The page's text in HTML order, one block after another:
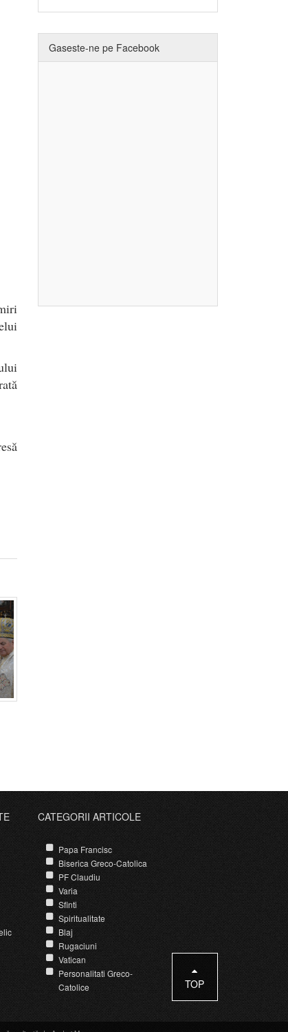
Gaseste-ne pe Facebook
CATEGORII ARTICOLE
Papa Francisc
Biserica Greco-Catolica
PF Claudiu
Varia
Sfinti
Spiritualitate
Blaj
Rugaciuni
Vatican
Personalitati Greco-
Catolice
TOP